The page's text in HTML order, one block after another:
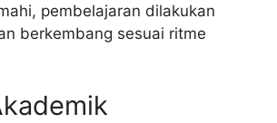
pembelajaran dilakukan
berkembang sesuai ritme